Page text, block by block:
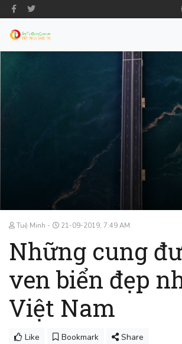
Tuệ Minh 21-09-2019, 7:49 AM
Những cung
ven biển đẹp
Việt Nam
Like Bookmark Share